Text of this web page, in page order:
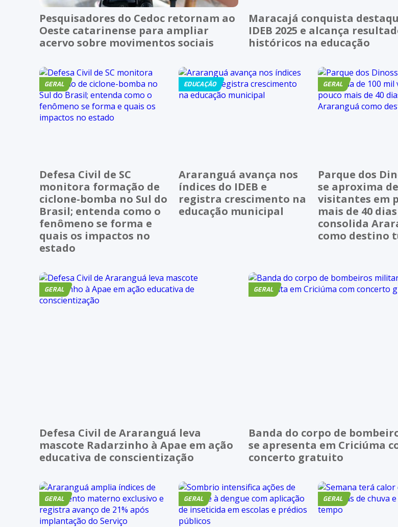
Pesquisadores do Cedoc retornam ao
Oeste catarinense para ampliar
acervo sobre movimentos sociais
Maracajá conquista
IDEB 2025 e alcança
históricos na educação
GERAL
Defesa Civil de SC
monitora formação de
ciclone-bomba no Sul do
Brasil; entenda como o
fenômeno se forma e
quais os impactos no
estado
EDUCAÇÃO
Araranguá avança nos
índices do IDEB e
registra crescimento na
educação municipal
GERAL
Parque dos
se aproxima
visitantes em
mais de 40
consolida
como destino
GERAL
Defesa Civil de Araranguá leva
mascote Radarzinho à Apae em ação
educativa de conscientização
GERAL
Banda do corpo de
se apresenta em Criciúma
concerto gratuito
GERAL GERAL GERAL